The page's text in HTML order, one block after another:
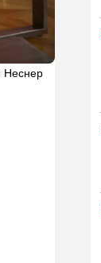
Неснер